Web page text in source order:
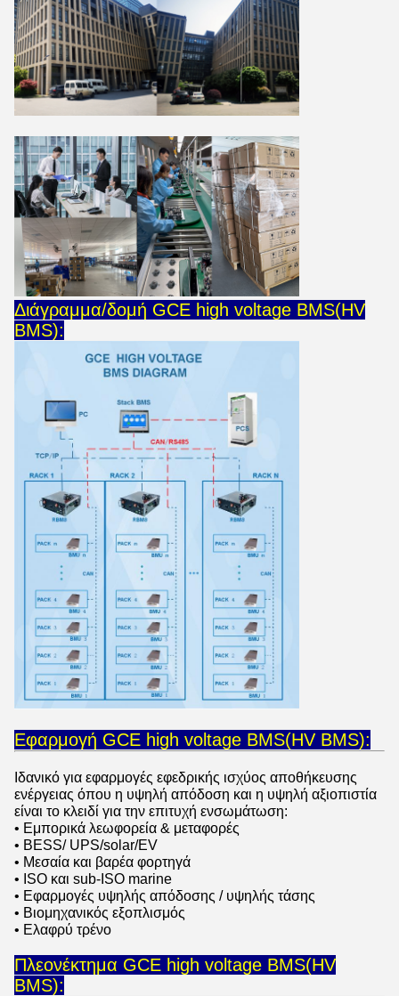
Διάγραμμα/δομή GCE high voltage BMS(HV
BMS):
Εφαρμογή GCE high voltage BMS(HV BMS):
Ιδανικό για εφαρμογές εφεδρικής ισχύος αποθήκευσης
ενέργειας όπου η υψηλή απόδοση και η υψηλή αξιοπιστία
είναι το κλειδί για την επιτυχή ενσωμάτωση:
• Εμπορικά λεωφορεία & μεταφορές
• BESS/ UPS/solar/EV
• Μεσαία και βαρέα φορτηγά
• ISO και sub-ISO marine
• Εφαρμογές υψηλής απόδοσης / υψηλής τάσης
• Βιομηχανικός εξοπλισμός
• Ελαφρύ τρένο
Πλεονέκτημα GCE high voltage BMS(HV
BMS):